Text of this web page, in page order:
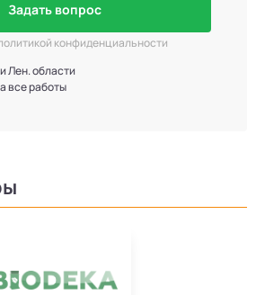
Задать вопрос
конфиденциальности
Лен. области
все работы